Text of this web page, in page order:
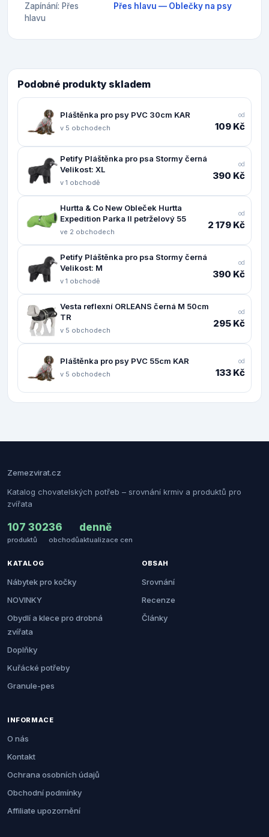
Zapínání: Přes
hlavu
Přes hlavu — Oblečky na psy
Podobné produkty skladem
Pláštěnka pro psy PVC 30cm KAR
v 5 obchodech
od
109 Kč
Petify Pláštěnka pro psa Stormy černá
Velikost: XL
v 1 obchodě
od
390 Kč
Hurtta & Co New Obleček Hurtta
Expedition Parka II petrželový 55
ve 2 obchodech
od
2 179 Kč
Petify Pláštěnka pro psa Stormy černá
Velikost: M
v 1 obchodě
od
390 Kč
Vesta reflexní ORLEANS černá M 50cm
TR
v 5 obchodech
od
295 Kč
Pláštěnka pro psy PVC 55cm KAR
v 5 obchodech
od
133 Kč
Zemezvirat.cz
Katalog chovatelských potřeb – srovnání krmiv a produktů pro
zvířata
107 302
produktů
36
obchodů
denně
aktualizace cen
KATALOG
Nábytek pro kočky
NOVINKY
Obydlí a klece pro drobná
zvířata
Doplňky
Kuřácké potřeby
Granule-pes
OBSAH
Srovnání
Recenze
Články
INFORMACE
O nás
Kontakt
Ochrana osobních údajů
Obchodní podmínky
Affiliate upozornění